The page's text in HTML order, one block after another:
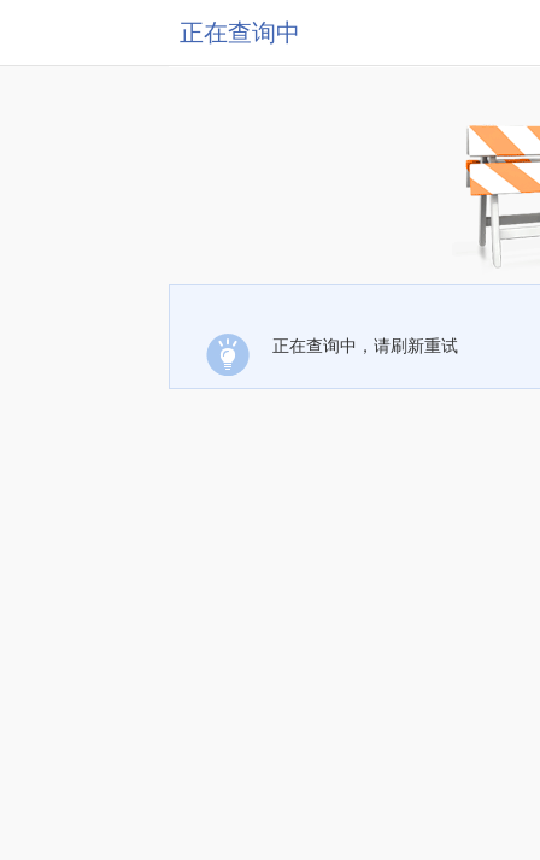
正在查询中
正在查询中，请刷新重试